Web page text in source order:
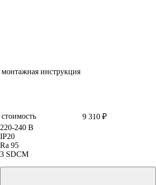
монтажная инструкция
стоимость
9 310 ₽
220-240 В
IP20
Ra 95
3 SDCM